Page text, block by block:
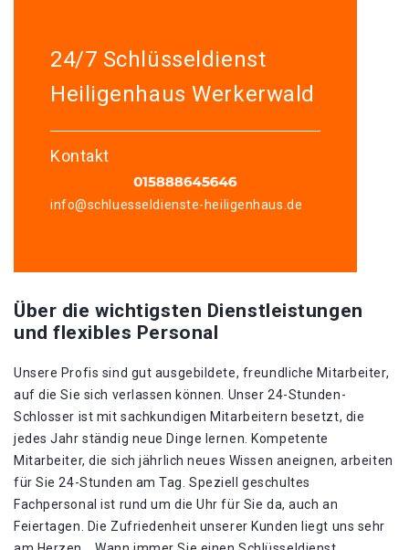
24/7 Schlüsseldienst
Heiligenhaus Werkerwald
Kontakt
info@schluesseldienste-heiligenhaus.de
Über die wichtigsten Dienstleistungen
und flexibles Personal
Unsere Profis sind gut ausgebildete, freundliche Mitarbeiter,
auf die Sie sich verlassen können. Unser 24-Stunden-
Schlosser ist mit sachkundigen Mitarbeitern besetzt, die
jedes Jahr ständig neue Dinge lernen. Kompetente
Mitarbeiter, die sich jährlich neues Wissen aneignen, arbeiten
für Sie 24-Stunden am Tag. Speziell geschultes
Fachpersonal ist rund um die Uhr für Sie da, auch an
Feiertagen. Die Zufriedenheit unserer Kunden liegt uns sehr